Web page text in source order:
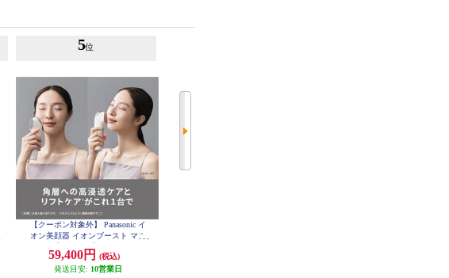
5位
【クーポン対象外】 Panasonic イ
オン美顔器 イオンブースト マル
59,400円
(税込)
発送目安: 10営業日